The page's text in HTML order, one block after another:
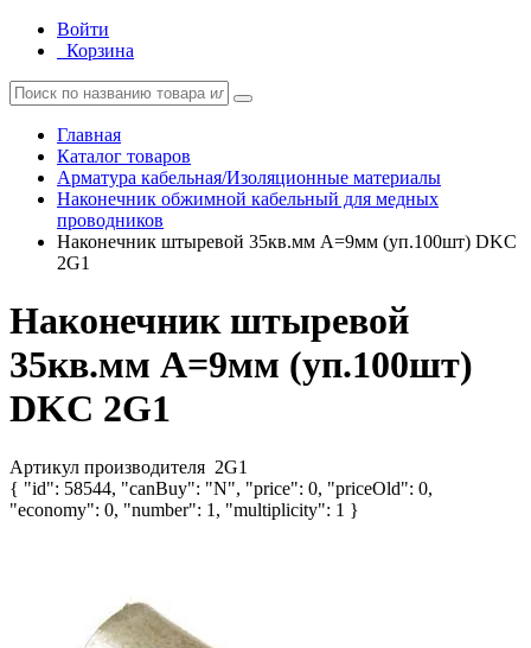
Войти
Корзина
Главная
Каталог товаров
Арматура кабельная/Изоляционные материалы
Наконечник обжимной кабельный для медных
проводников
Наконечник штыревой 35кв.мм А=9мм (уп.100шт) DKC
2G1
Наконечник штыревой
35кв.мм А=9мм (уп.100шт)
DKC 2G1
Артикул производителя 2G1
{ "id": 58544, "canBuy": "N", "price": 0, "priceOld": 0,
"economy": 0, "number": 1, "multiplicity": 1 }